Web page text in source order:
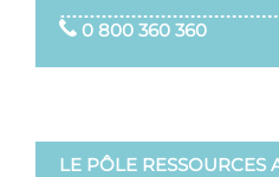
0 800 360 360
LE PÔLE RESSOURCES